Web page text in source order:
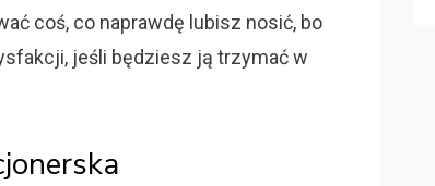
coś, co naprawdę lubisz nosić, bo
jeśli będziesz ją trzymać w